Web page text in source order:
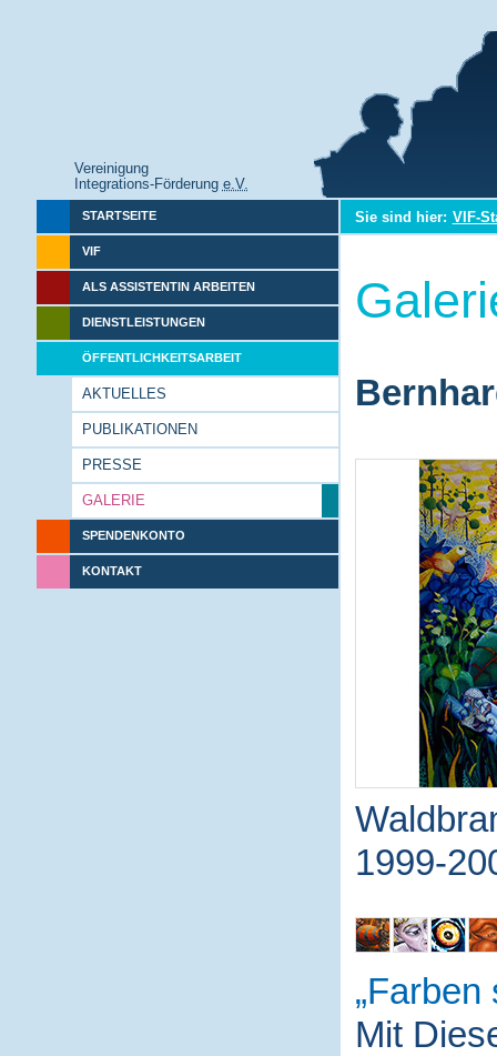
Vereinigung
Integrations-Förderung e.V.
STARTSEITE
VIF
ALS ASSISTENTIN ARBEITEN
DIENSTLEISTUNGEN
ÖFFENTLICHKEITSARBEIT
AKTUELLES
PUBLIKATIONEN
PRESSE
GALERIE
SPENDENKONTO
KONTAKT
Sie sind hier: VIF-
1999-
Farben
Mit